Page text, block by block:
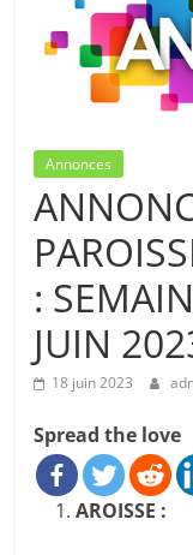
Annonces
:
JUIN
18 juin 2023
Spread the love
AROISSE :